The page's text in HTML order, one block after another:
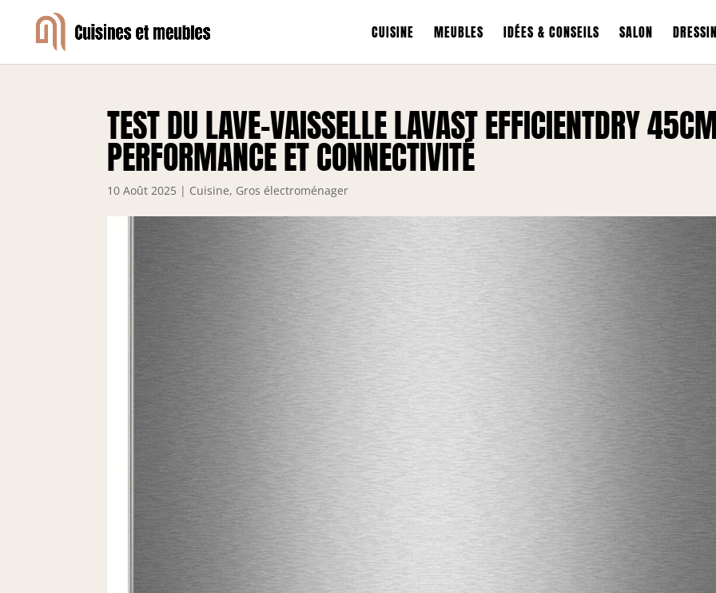
CUISINE MEUBLES IDÉES & CONSEILS SALON
TEST DU LAVE-VAISSELLE LAVAST EFFICIENTDRY
PERFORMANCE ET CONNECTIVITÉ
10 Août 2025 | Cuisine, Gros électroménager